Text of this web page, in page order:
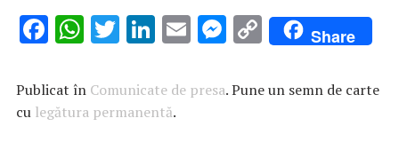
F
e
b
W
at
s
T
it
te
Li
k
e
E
ai
M
se
C
o
p
Share
Publicat în Comunicate de presa. Pune un semn de carte
cu legătura permanentă.